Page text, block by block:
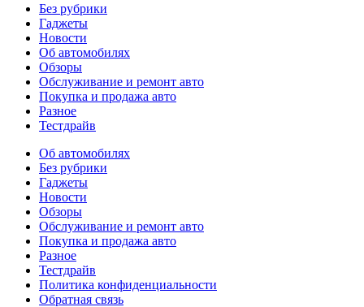
Без рубрики
Гаджеты
Новости
Об автомобилях
Обзоры
Обслуживание и ремонт авто
Покупка и продажа авто
Разное
Тестдрайв
Об автомобилях
Без рубрики
Гаджеты
Новости
Обзоры
Обслуживание и ремонт авто
Покупка и продажа авто
Разное
Тестдрайв
Политика конфиденциальности
Обратная связь